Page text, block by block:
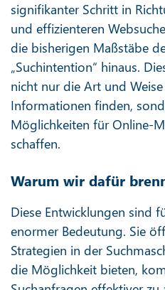
signifikanter Schritt in
und effizienteren
die bisherigen Maßstäbe
„Suchintention“ hinaus.
nicht nur die Art und
Informationen finden,
Möglichkeiten für Online-
schaffen.
Warum wir dafür
Diese Entwicklungen sind
enormer Bedeutung. Sie
Strategien in der
die Möglichkeit bieten,